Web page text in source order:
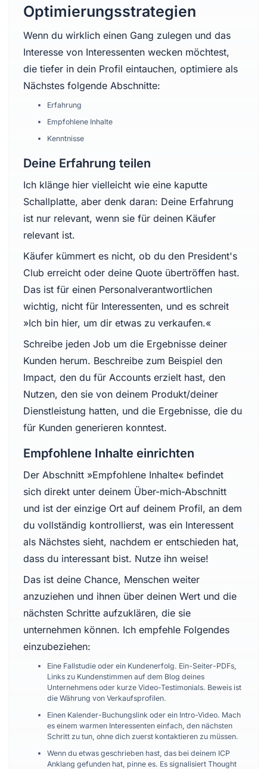
Optimierungsstrategien
Wenn du wirklich einen Gang zulegen und das
Interesse von Interessenten wecken möchtest,
die tiefer in dein Profil eintauchen, optimiere als
Nächstes folgende Abschnitte:
Erfahrung
Empfohlene Inhalte
Kenntnisse
Deine Erfahrung teilen
Ich klänge hier vielleicht wie eine kaputte
Schallplatte, aber denk daran: Deine Erfahrung
ist nur relevant, wenn sie für deinen Käufer
relevant ist.
Käufer kümmert es nicht, ob du den President's
Club erreicht oder deine Quote übertröffen hast.
Das ist für einen Personalverantwortlichen
wichtig, nicht für Interessenten, und es schreit
»Ich bin hier, um dir etwas zu verkaufen.«
Schreibe jeden Job um die Ergebnisse deiner
Kunden herum. Beschreibe zum Beispiel den
Impact, den du für Accounts erzielt hast, den
Nutzen, den sie von deinem Produkt/deiner
Dienstleistung hatten, und die Ergebnisse, die du
für Kunden generieren konntest.
Empfohlene Inhalte einrichten
Der Abschnitt »Empfohlene Inhalte« befindet
sich direkt unter deinem Über-mich-Abschnitt
und ist der einzige Ort auf deinem Profil, an dem
du vollständig kontrollierst, was ein Interessent
als Nächstes sieht, nachdem er entschieden hat,
dass du interessant bist. Nutze ihn weise!
Das ist deine Chance, Menschen weiter
anzuziehen und ihnen über deinen Wert und die
nächsten Schritte aufzuklären, die sie
unternehmen können. Ich empfehle Folgendes
einzubeziehen:
Eine Fallstudie oder ein Kundenerfolg. Ein-Seiter-PDFs,
Links zu Kundenstimmen auf dem Blog deines
Unternehmens oder kurze Video-Testimonials. Beweis ist
die Währung von Verkaufsprofilen.
Einen Kalender-Buchungslink oder ein Intro-Video. Mach
es einem warmen Interessenten einfach, den nächsten
Schritt zu tun, ohne dich zuerst kontaktieren zu müssen.
Wenn du etwas geschrieben hast, das bei deinem ICP
Anklang gefunden hat, pinne es. Es signalisiert Thought